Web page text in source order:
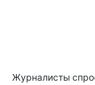
Журналисты